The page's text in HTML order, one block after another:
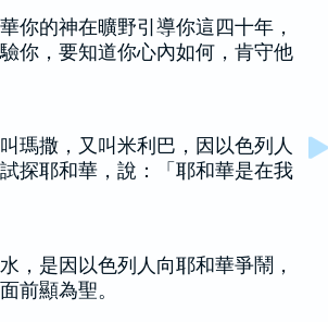
你的神在曠野引導你這四十年，
你，要知道你心內如何，肯守他
瑪撒，又叫米利巴，因以色列人
探耶和華，說：「耶和華是在我
，是因以色列人向耶和華爭鬧，
前顯為聖。